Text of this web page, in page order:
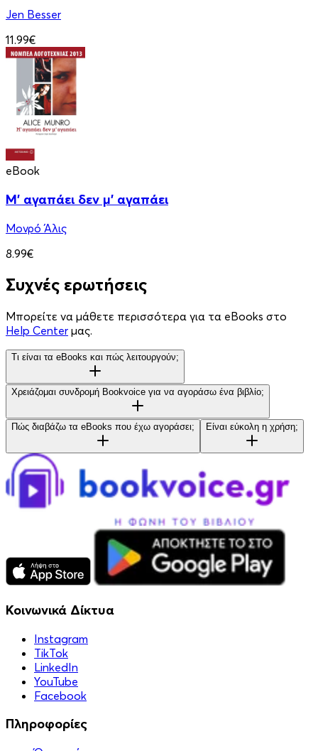
Jen Besser
11.99€
eBook
Μ' αγαπάει δεν μ' αγαπάει
Μονρό Άλις
8.99€
Συχνές ερωτήσεις
Μπορείτε να μάθετε περισσότερα για τα eBooks στο
Help Center μας.
Τι είναι τα eBooks και πώς λειτουργούν;
Χρειάζομαι συνδρομή Bookvoice για να αγοράσω ένα βιβλίο;
Πώς διαβάζω τα eBooks που έχω αγοράσει; Είναι εύκολη η χρήση;
Κοινωνικά Δίκτυα
Instagram
TikTok
LinkedIn
YouTube
Facebook
Πληροφορίες